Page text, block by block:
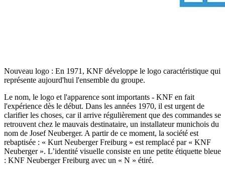
Nouveau logo : En 1971, KNF développe le logo caractéristique qui
représente aujourd'hui l'ensemble du groupe.
Le nom, le logo et l'apparence sont importants - KNF en fait
l'expérience dès le début. Dans les années 1970, il est urgent de
clarifier les choses, car il arrive régulièrement que des commandes se
retrouvent chez le mauvais destinataire, un installateur munichois du
nom de Josef Neuberger. A partir de ce moment, la société est
rebaptisée : « Kurt Neuberger Freiburg » est remplacé par « KNF
Neuberger ». L’identité visuelle consiste en une petite étiquette bleue
: KNF Neuberger Freiburg avec un « N » étiré.